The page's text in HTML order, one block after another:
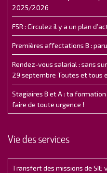
2025/2026
FSR : Circulez il y a un plan
Premières affectations B :
Rendez-vous salarial : sans
29 septembre Toutes et tous
Stagiaires B et A : ta
faire de toute urgence !
Vie des services
Transfert des missions de SIE